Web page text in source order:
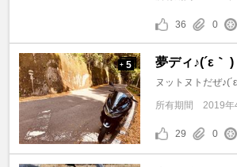
36 0
+ 5 夢ディ♪(´ε｀ )
ヌットヌトだぜ
所有期間 2019年
29 0